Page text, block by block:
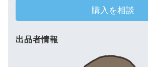
購入を相談
出品者情報